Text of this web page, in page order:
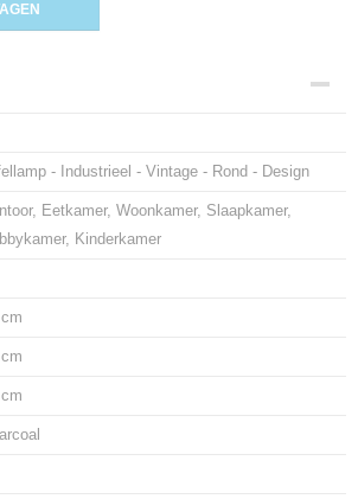
- Industrieel - Vintage - Rond - Design
Eetkamer, Woonkamer, Slaapkamer,
Kinderkamer